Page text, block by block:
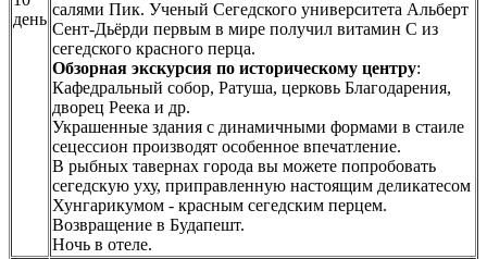
день
салями Пик. Ученый Сегедского университета Альберт
Сент-Дьёрди первым в мире получил витамин С из
сегедского красного перца.
Обзорная экскурсия по историческому центру:
Кафедральный собор, Ратуша, церковь Благодарения,
дворец Реека и др.
Украшенные здания с динамичными формами в стаиле
сецессион производят особенное впечатление.
В рыбных тавернах города вы можете попробовать
сегедскую уху, приправленную настоящим деликатесом
Хунгарикумом - красным сегедским перцем.
Возвращение в Будапешт.
Ночь в отеле.